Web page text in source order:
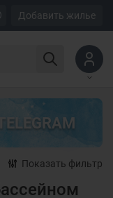
Добавить жилье
Показать фильтр